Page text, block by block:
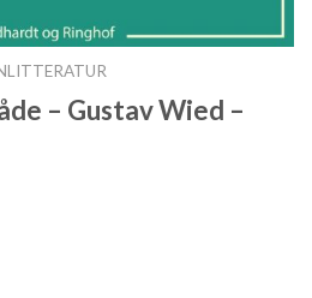
– Gustav Wied –